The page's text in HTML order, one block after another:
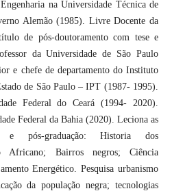
na Universidade Técnica de
Alemão (1985). Livre Docente da
de pós-doutoramento com tese e
da Universidade de São Paulo
e chefe de departamento do Instituto
de São Paulo – IPT (1987- 1995).
Federal do Ceará (1994- 2020).
Federal da Bahia (2020). Leciona as
e pós-graduação: Historia dos
Africano; Bairros negros; Ciência
Energético. Pesquisa urbanismo
da população negra; tecnologias